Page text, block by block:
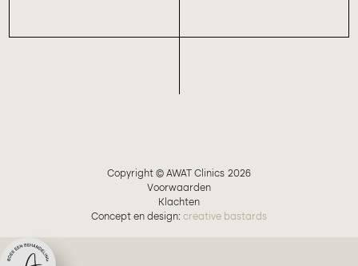
Copyright © AWAT Clinics 2026
Voorwaarden
Klachten
Concept en design: creative bastards